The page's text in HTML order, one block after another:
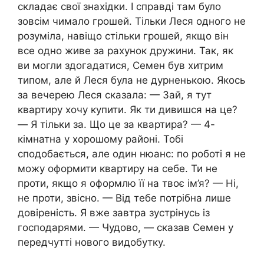
складає свої знахідки. І справді там було
зовсім чимало грошей. Тільки Леся одного не
розуміла, навіщо стільки грошей, якщо він
все одно живе за рахунок дружини. Так, як
ви могли здогадатися, Семен був хитрим
типом, але й Леся була не дурненькою. Якось
за вечерею Леся сказала: — Зай, я тут
квартиру хочу купити. Як ти дивишся на це?
— Я тільки за. Що це за квартира? — 4-
кімнатна у хорошому районі. Тобі
сподобається, але один нюанс: по роботі я не
можу оформити квартиру на себе. Ти не
проти, якщо я оформлю її на твоє ім’я? — Ні,
не проти, звісно. — Від тебе потрібна лише
довіреність. Я вже завтра зустрінусь із
господарями. — Чудово, — сказав Семен у
передчутті нового видобутку.